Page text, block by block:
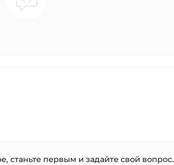
станьте первым и задайте свой вопрос.